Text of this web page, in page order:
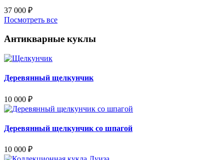
37 000 ₽
Посмотреть все
Антикварные куклы
Деревянный щелкунчик
10 000 ₽
Деревянный щелкунчик со шпагой
10 000 ₽